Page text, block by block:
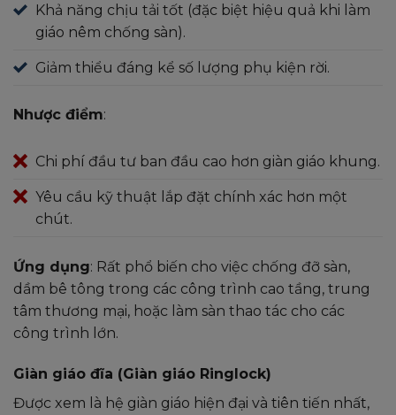
Khả năng chịu tải tốt (đặc biệt hiệu quả khi làm
giáo nêm chống sàn).
Giảm thiểu đáng kể số lượng phụ kiện rời.
Nhược điểm:
Chi phí đầu tư ban đầu cao hơn giàn giáo khung.
Yêu cầu kỹ thuật lắp đặt chính xác hơn một
chút.
Ứng dụng: Rất phổ biến cho việc chống đỡ sàn,
dầm bê tông trong các công trình cao tầng, trung
tâm thương mại, hoặc làm sàn thao tác cho các
công trình lớn.
Giàn giáo đĩa (Giàn giáo Ringlock)
Được xem là hệ giàn giáo hiện đại và tiên tiến nhất,